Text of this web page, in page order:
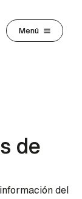
Menú
de
del